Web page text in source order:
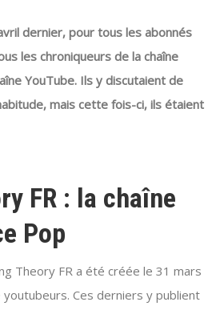
dernier, pour tous les abonnés
les chroniqueurs de la chaîne
YouTube. Ils y discutaient de
mais cette fois-ci, ils étaient
FR : la chaîne
Pop
Theory FR a été créée le 31 mars
Ces derniers y publient